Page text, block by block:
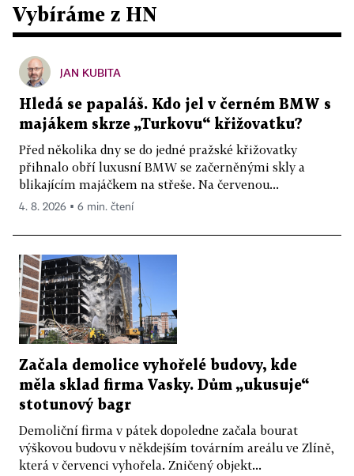
Vybíráme z HN
JAN KUBITA
Hledá se papaláš. Kdo jel v černém BMW s
majákem skrze „Turkovu“ křižovatku?
Před několika dny se do jedné pražské křižovatky
přihnalo obří luxusní BMW se začerněnými skly a
blikajícím majáčkem na střeše. Na červenou...
4. 8. 2026 ▪ 6 min. čtení
Začala demolice vyhořelé budovy, kde
měla sklad firma Vasky. Dům „ukusuje“
stotunový bagr
Demoliční firma v pátek dopoledne začala bourat
výškovou budovu v někdejším továrním areálu ve Zlíně,
která v červenci vyhořela. Zničený objekt...